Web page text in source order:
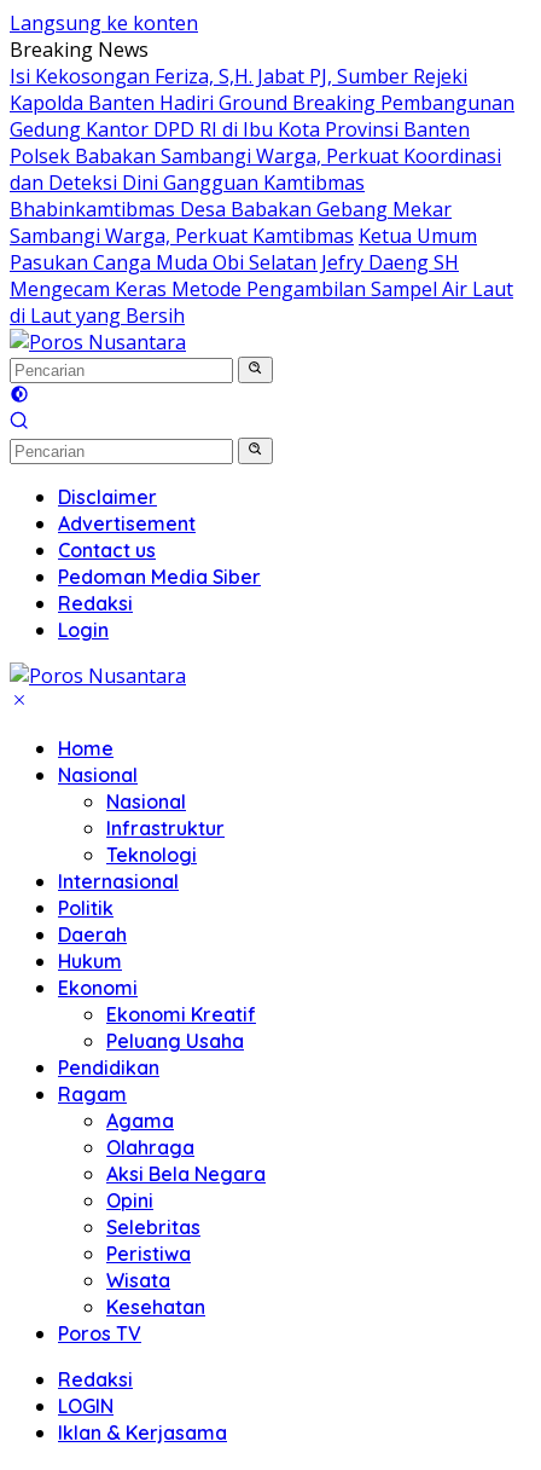
Langsung ke konten
Breaking News
Isi Kekosongan Feriza, S,H. Jabat PJ, Sumber Rejeki
Kapolda Banten Hadiri Ground Breaking Pembangunan
Gedung Kantor DPD RI di Ibu Kota Provinsi Banten
Polsek Babakan Sambangi Warga, Perkuat Koordinasi
dan Deteksi Dini Gangguan Kamtibmas
Bhabinkamtibmas Desa Babakan Gebang Mekar
Sambangi Warga, Perkuat Kamtibmas Ketua Umum
Pasukan Canga Muda Obi Selatan Jefry Daeng SH
Mengecam Keras Metode Pengambilan Sampel Air Laut
di Laut yang Bersih
Disclaimer
Advertisement
Contact us
Pedoman Media Siber
Redaksi
Login
Home
Nasional
Nasional
Infrastruktur
Teknologi
Internasional
Politik
Daerah
Hukum
Ekonomi
Ekonomi Kreatif
Peluang Usaha
Pendidikan
Ragam
Agama
Olahraga
Aksi Bela Negara
Opini
Selebritas
Peristiwa
Wisata
Kesehatan
Poros TV
Redaksi
LOGIN
Iklan & Kerjasama